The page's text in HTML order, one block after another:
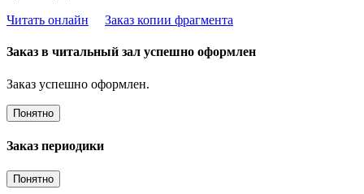
Читать онлайн
Заказ копии фрагмента
Заказ в читальный зал успешно оформлен
Заказ успешно оформлен.
Понятно
Заказ периодики
Понятно